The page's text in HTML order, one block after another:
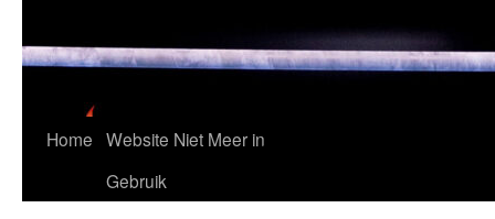
Home Website Niet Meer in
Gebruik